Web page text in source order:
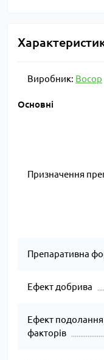
Виробник: Восор
Основні
Призначення
Препаративна
Ефект добрива
Ефект подолання
факторів